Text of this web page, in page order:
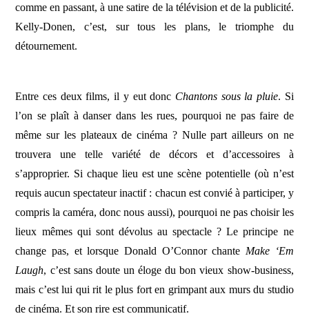
comme en passant, à une satire de la télévision et de la publicité.
Kelly-Donen, c’est, sur tous les plans, le triomphe du
détournement.
Entre ces deux films, il y eut donc Chantons sous la pluie. Si
l’on se plaît à danser dans les rues, pourquoi ne pas faire de
même sur les plateaux de cinéma ? Nulle part ailleurs on ne
trouvera une telle variété de décors et d’accessoires à
s’approprier. Si chaque lieu est une scène potentielle (où n’est
requis aucun spectateur inactif : chacun est convié à participer, y
compris la caméra, donc nous aussi), pourquoi ne pas choisir les
lieux mêmes qui sont dévolus au spectacle ? Le principe ne
change pas, et lorsque Donald O’Connor chante Make ‘Em
Laugh, c’est sans doute un éloge du bon vieux show-business,
mais c’est lui qui rit le plus fort en grimpant aux murs du studio
de cinéma. Et son rire est communicatif.